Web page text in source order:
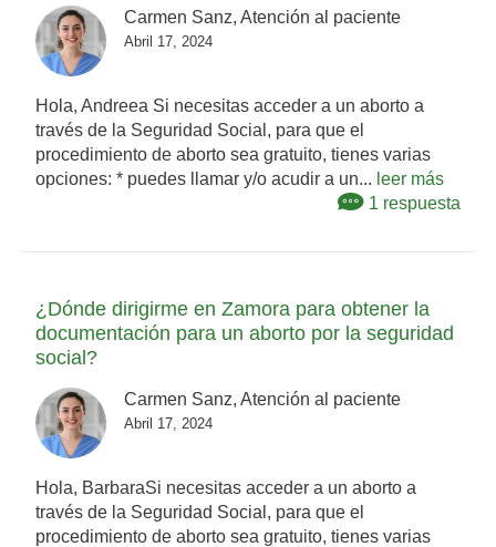
Carmen Sanz, Atención al paciente
Abril 17, 2024
Hola, Andreea Si necesitas acceder a un aborto a
través de la Seguridad Social, para que el
procedimiento de aborto sea gratuito, tienes varias
opciones: * puedes llamar y/o acudir a un... leer más
1 respuesta
¿Dónde dirigirme en Zamora para obtener la
documentación para un aborto por la seguridad
social?
Carmen Sanz, Atención al paciente
Abril 17, 2024
Hola, BarbaraSi necesitas acceder a un aborto a
través de la Seguridad Social, para que el
procedimiento de aborto sea gratuito, tienes varias